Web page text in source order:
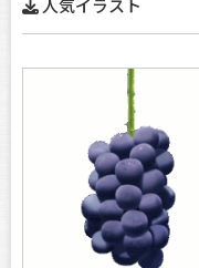
人気イラスト